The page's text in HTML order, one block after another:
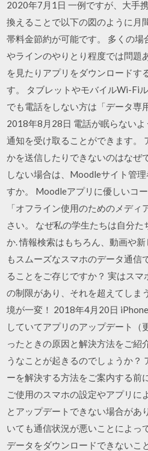
2020年7月1日 一例ですが、大手
換えることで以下の図のように月
帯料金節約が可能です。 多くの
やラインのやりとり程度では問題
を見たりアプリをダウンロードす
す。 タブレットやモバイルWi-Fi
でも電話をしない方は「データ専
2018年8月28日 電話が眠らないよ
通知を受け取ることができます。
かを送信したりできないのはなぜ
しない場合は、Moodleサイト管
すか。 Moodleアプリに優しいコ
「オフライン使用のためのメデ
さい。 なぜ私の学生たちは自分
か. 情報検索はもちろん、動画や
もスムーズなスマホのデータ通信
ることをご存じですか？ 実はス
の制限があり、それを超えてしま
境が一変！ 2018年4月20日
していてアプリのアップデート（
ったときの原因と解決方法をご紹
うなことが起きるのでしょうか？
ーを解決する方法をご案内する前
ご使用のスマホの設定やアプリに
とアップデートできない場合があ
いても通信状況が悪いことによっ
データをダウンロードできないこ